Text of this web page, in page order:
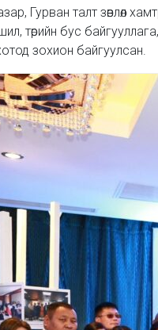
Гурван талт зөвлөл
төрийн бус
зохион байгуулсан.